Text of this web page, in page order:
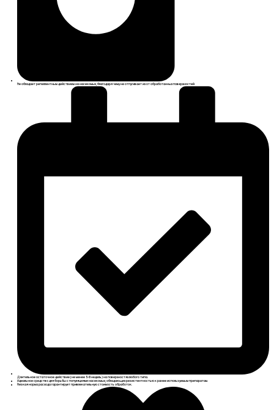
Не обладает репеллентным действием на насекомых, благодаря чему не отпугивает их от обработанных поверхностей.
Длительное остаточное действие (не менее 5-8 недель) на поверхностях любого типа.
Идеальное средство для борьбы с популяциями насекомых, обладающих резистентностью к ранее используемым препаратам.
Низкая норма расхода гарантирует привлекательную стоимость обработок.